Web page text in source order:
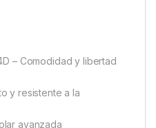
cuenta con
pensados para
Por ejemplo,
y cremallera es
húmedos sin generar
impermeable en